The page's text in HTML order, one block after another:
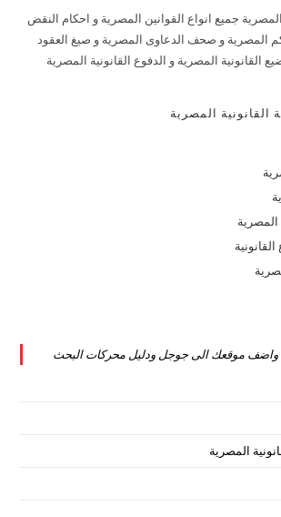
جميع انواع القوانين المصرية و احكام النقض
المصرية و صحف الدعاوى المصرية و صيغ العقود
القانونية المصرية و الدفوع القانونية المصرية
المصرية
tab
a
new
in
a
new
المصرية
in
tab
موقعك الى جوجل ودليل محركات البحث
المصرية